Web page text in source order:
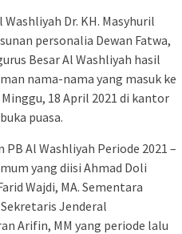
Dr. KH. Masyhuril
personalia Dewan Fatwa,
Besar Al Washliyah hasil
nama-nama yang masuk ke
18 April 2021 di kantor
puasa.
Al Washliyah Periode 2021 –
yang diisi Ahmad Doli
Wajdi, MA. Sementara
Jenderal
Arifin, MM yang periode lalu